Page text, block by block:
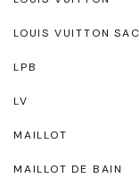
LOUIS VUITTON SAC
LPB
LV
MAILLOT
MAILLOT DE BAIN